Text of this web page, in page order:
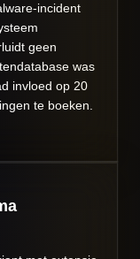
incident
geen
was
invloed op 20
te boeken.